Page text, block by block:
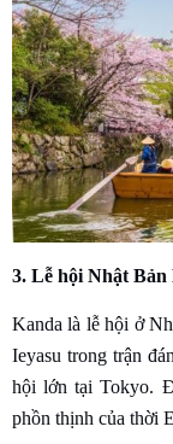
3. Lễ hội Nhật
Kanda là lễ hội ở
Ieyasu trong trận
hội lớn tại Tokyo.
phồn thịnh của thời